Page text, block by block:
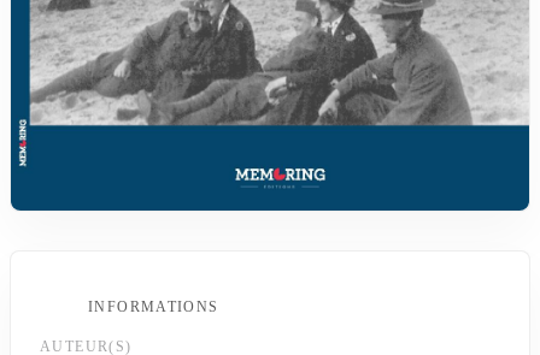
INFORMATIONS
AUTEUR(S)